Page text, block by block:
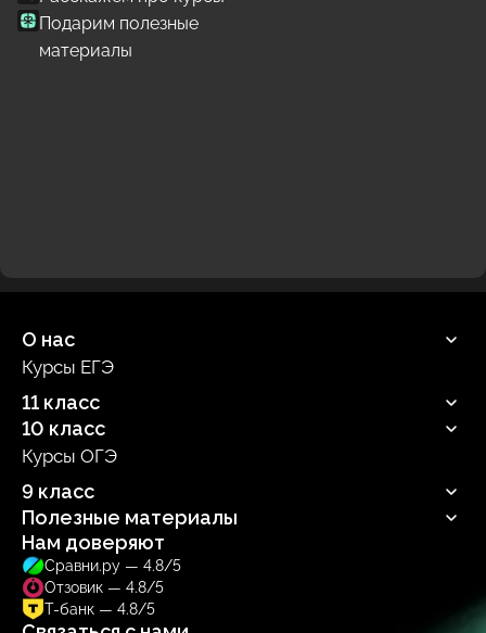
Подарим полезные
материалы
О нас
Продюсерский центр
Курсы ЕГЭ
11 класс
Русский язык
Профильная математика
Обществознание
Биология
10 класс
Русский язык
Профильная математика
Информатика
Обществознание
Биология
Курсы ОГЭ
9 класс
Русский язык
Полезные материалы
Блог
Учебник
Тренажер
Нам доверяют
Сравни.ру — 4.8/5
Отзовик — 4.8/5
Т-банк — 4.8/5